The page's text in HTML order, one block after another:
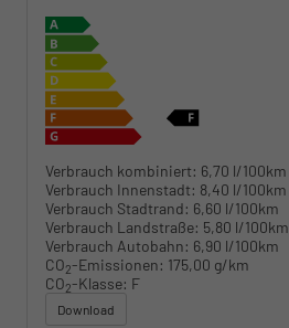
Verbrauch kombiniert: 6,70 l/100km
Verbrauch Innenstadt: 8,40 l/100km
Verbrauch Stadtrand: 6,60 l/100km
Verbrauch Landstraße: 5,80 l/100km
Verbrauch Autobahn: 6,90 l/100km
CO2-Emissionen: 175,00 g/km
CO2-Klasse: F
Download